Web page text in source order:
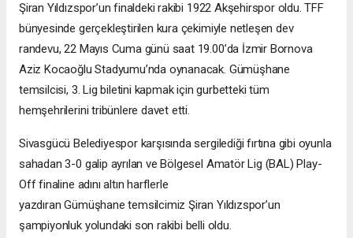
Şiran Yıldızspor’un finaldeki rakibi 1922 Akşehirspor oldu. TFF
bünyesinde gerçekleştirilen kura çekimiyle netleşen dev
randevu, 22 Mayıs Cuma günü saat 19.00’da İzmir Bornova
Aziz Kocaoğlu Stadyumu’nda oynanacak. Gümüşhane
temsilcisi, 3. Lig biletini kapmak için gurbetteki tüm
hemşehrilerini tribünlere davet etti.
Sivasgücü Belediyespor karşısında sergilediği fırtına gibi oyunla
sahadan 3-0 galip ayrılan ve Bölgesel Amatör Lig (BAL) Play-
Off finaline adını altın harflerle
yazdıran Gümüşhane temsilcimiz Şiran Yıldızspor’un
şampiyonluk yolundaki son rakibi belli oldu.